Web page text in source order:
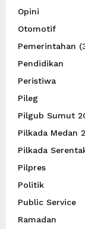
Opini
Otomotif
Pemerintahan
Pendidikan
Peristiwa
Pileg
Pilgub Sumut
Pilkada Medan
Pilkada
Pilpres
Politik
Public Service
Ramadan